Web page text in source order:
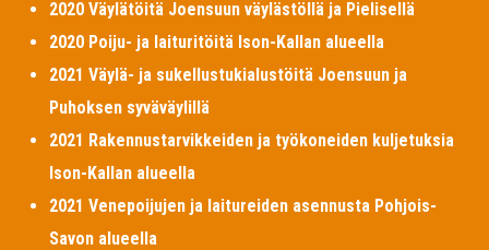
2020 Väylätöitä Joensuun väylästöllä ja Pielisellä
2020 Poiju- ja laituritöitä Ison-Kallan alueella
2021 Väylä- ja sukellustukialustöitä Joensuun ja
Puhoksen syväväylillä
2021 Rakennustarvikkeiden ja työkoneiden kuljetuksia
Ison-Kallan alueella
2021 Venepoijujen ja laitureiden asennusta Pohjois-
Savon alueella